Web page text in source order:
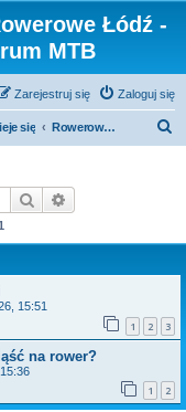
Łódź -
MTB
Zaloguj się
Zarejestruj się
się Rowerowe Wypadki
Szukaj
15:51
1 2 3
na rower?
1 2